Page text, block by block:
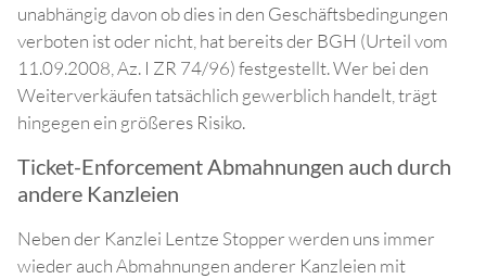
unabhängig davon ob dies in den Geschäftsbedingungen
verboten ist oder nicht, hat bereits der BGH (Urteil vom
11.09.2008, Az. I ZR 74/96) festgestellt. Wer bei den
Weiterverkäufen tatsächlich gewerblich handelt, trägt
hingegen ein größeres Risiko.
Ticket-Enforcement Abmahnungen auch durch
andere Kanzleien
Neben der Kanzlei Lentze Stopper werden uns immer
wieder auch Abmahnungen anderer Kanzleien mit